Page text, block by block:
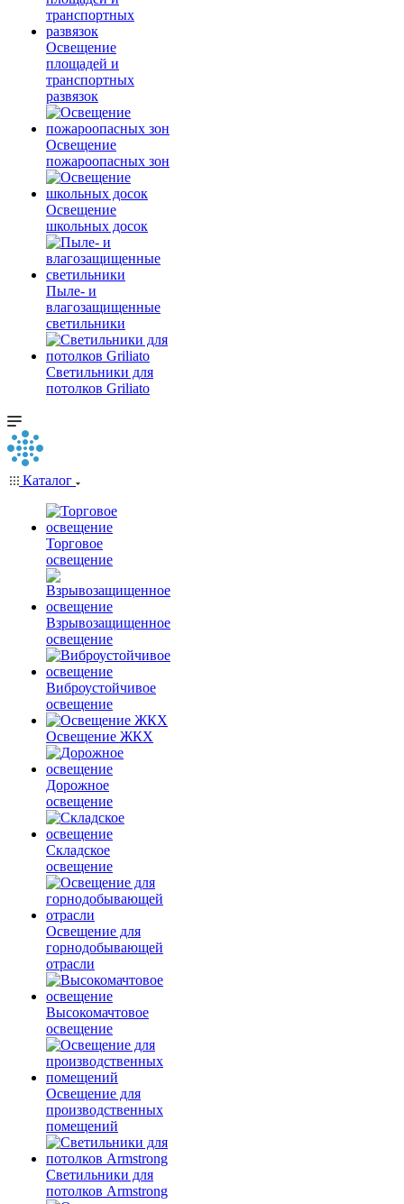
Освещение
площадей и
транспортных
развязок
Освещение
пожароопасных зон
Освещение
школьных досок
Пыле- и
влагозащищенные
светильники
Светильники для
потолков Griliato
Каталог
Торговое
освещение
Взрывозащищенное
освещение
Виброустойчивое
освещение
Освещение ЖКХ
Дорожное
освещение
Складское
освещение
Освещение для
горнодобывающей
отрасли
Высокомачтовое
освещение
Освещение для
производственных
помещений
Светильники для
потолков Armstrong